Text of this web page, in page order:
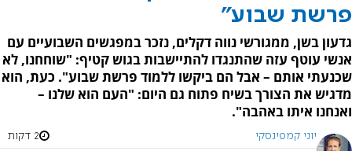
פרשת שבוע"
גדעון בשן, ממגורשי נווה דקלים, נזכר במפגשים השבועיים עם
אנשי עוטף עזה שהתנגדו להתיישבות בגוש קטיף: "שוחחנו, לא
שכנעתי אותם – אבל הם ביקשו ללמוד פרשת שבוע". כעת, הוא
מדגיש את הצורך בשיח פתוח גם היום: "העם הוא שלנו –
ואנחנו איתו באהבה".
יוני קמפינסקי 2 דקות